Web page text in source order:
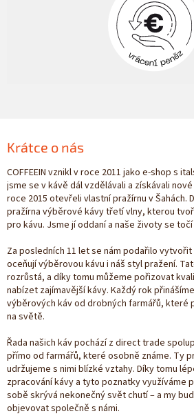
Krátce o nás
COFFEEIN vznikl v roce 2011 jako e-shop s
jsme se v kávě dál vzdělávali a získávali
roce 2015 otevřeli vlastní pražírnu v Šahách.
pražírna výběrové kávy třetí vlny, kterou
pro kávu. Jsme jí oddaní a naše životy se
Za posledních 11 let se nám podařilo
oceňují výběrovou kávu i náš styl pražení.
rozrůstá, a díky tomu můžeme pořizovat
nabízet zajímavější kávy. Každý rok
výběrových káv od drobných farmářů, které
na světě.
Řada našich káv pochází z direct trade
přímo od farmářů, které osobně známe. Ty
udržujeme s nimi blízké vztahy. Díky tomu
zpracování kávy a tyto poznatky využíváme
sobě skrývá nekonečný svět chutí – a my
objevovat společně s námi.